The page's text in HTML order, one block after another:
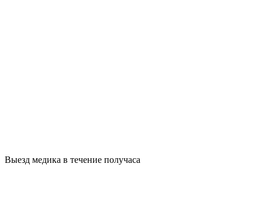
Выезд медика в течение получаса